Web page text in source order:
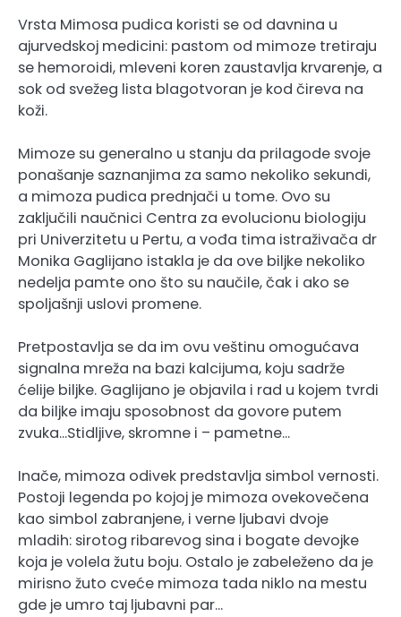
Vrsta Mimosa pudica koristi se od davnina u
ajurvedskoj medicini: pastom od mimoze tretiraju
se hemoroidi, mleveni koren zaustavlja krvarenje, a
sok od svežeg lista blagotvoran je kod čireva na
koži.
Mimoze su generalno u stanju da prilagode svoje
ponašanje saznanjima za samo nekoliko sekundi,
a mimoza pudica prednjači u tome. Ovo su
zaključili naučnici Centra za evolucionu biologiju
pri Univerzitetu u Pertu, a vođa tima istraživača dr
Monika Gaglijano istakla je da ove biljke nekoliko
nedelja pamte ono što su naučile, čak i ako se
spoljašnji uslovi promene.
Pretpostavlja se da im ovu veštinu omogućava
signalna mreža na bazi kalcijuma, koju sadrže
ćelije biljke. Gaglijano je objavila i rad u kojem tvrdi
da biljke imaju sposobnost da govore putem
zvuka…Stidljive, skromne i – pametne…
Inače, mimoza odivek predstavlja simbol vernosti.
Postoji legenda po kojoj je mimoza ovekovečena
kao simbol zabranjene, i verne ljubavi dvoje
mladih: sirotog ribarevog sina i bogate devojke
koja je volela žutu boju. Ostalo je zabeleženo da je
mirisno žuto cveće mimoza tada niklo na mestu
gde je umro taj ljubavni par…